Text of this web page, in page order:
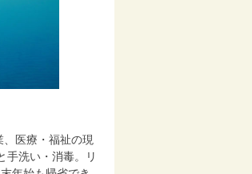
医療・福祉の現
手洗い・消毒。リ